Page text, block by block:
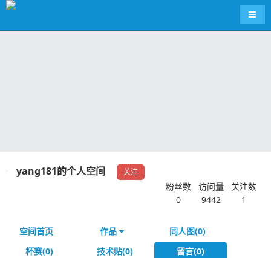
导航
yang181的个人空间 关注
粉丝数
0
访问量
9442
关注数
1
空间首页 作品
同人图(0)
杯赛(0)
技术贴(0) 留言(0)